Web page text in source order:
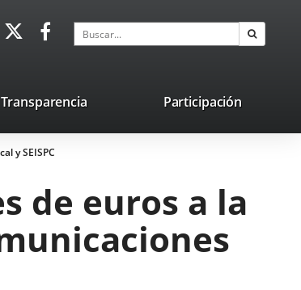
Enlace
aplicación
externa.
Enlace
aplicación
externa.
Buscar
Transparencia Participación
y SEISPC
de euros a la